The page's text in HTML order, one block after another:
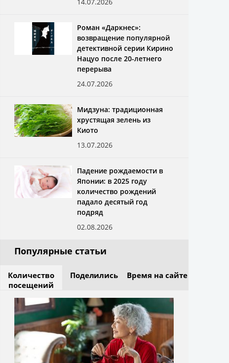
Роман «Даркнес»:
возвращение популярной
детективной серии Кирино
Нацуо после 20-летнего
перерыва
24.07.2026
Мидзуна: традиционная
хрустящая зелень из
Киото
13.07.2026
Падение рождаемости в
Японии: в 2025 году
количество рождений
падало десятый год
подряд
02.08.2026
Популярные статьи
Количество
посещений
Поделились Время на сайте